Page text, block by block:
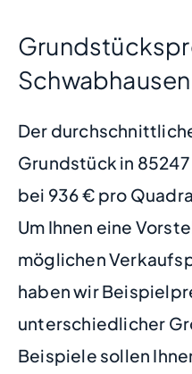
Der
Grundstück in
bei 936 € pro
Um Ihnen eine
möglichen
haben wir
unterschiedlicher
Beispiele sollen